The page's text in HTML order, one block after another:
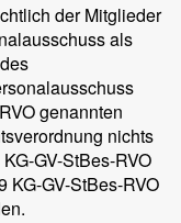
der Mitglieder
als
genannten
nichts
GV-StBes-RVO
KG-GV-StBes-RVO